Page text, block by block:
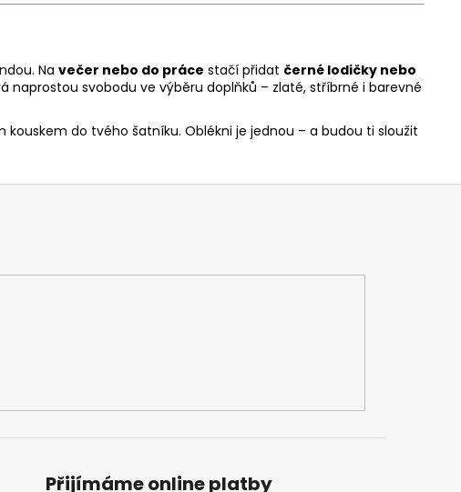
Na večer nebo do práce stačí přidat černé lodičky nebo
naprostou svobodu ve výběru doplňků – zlaté, stříbrné i barevné
do tvého šatníku. Oblékni je jednou – a budou ti sloužit
Přijímáme online platby